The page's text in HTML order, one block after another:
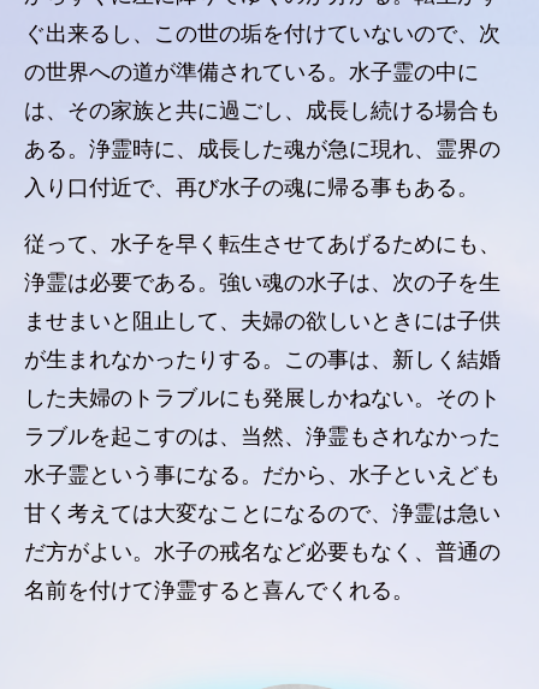
ぐ出来るし、この世の垢を付けていないので、次
の世界への道が準備されている。水子霊の中に
は、その家族と共に過ごし、成長し続ける場合も
ある。浄霊時に、成長した魂が急に現れ、霊界の
入り口付近で、再び水子の魂に帰る事もある。
従って、水子を早く転生させてあげるためにも、
浄霊は必要である。強い魂の水子は、次の子を生
ませまいと阻止して、夫婦の欲しいときには子供
が生まれなかったりする。この事は、新しく結婚
した夫婦のトラブルにも発展しかねない。そのト
ラブルを起こすのは、当然、浄霊もされなかった
水子霊という事になる。だから、水子といえども
甘く考えては大変なことになるので、浄霊は急い
だ方がよい。水子の戒名など必要もなく、普通の
名前を付けて浄霊すると喜んでくれる。